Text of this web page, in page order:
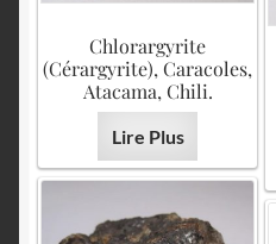
Chlorargyrite
(Cérargyrite), Caracoles,
Atacama, Chili.
Lire Plus